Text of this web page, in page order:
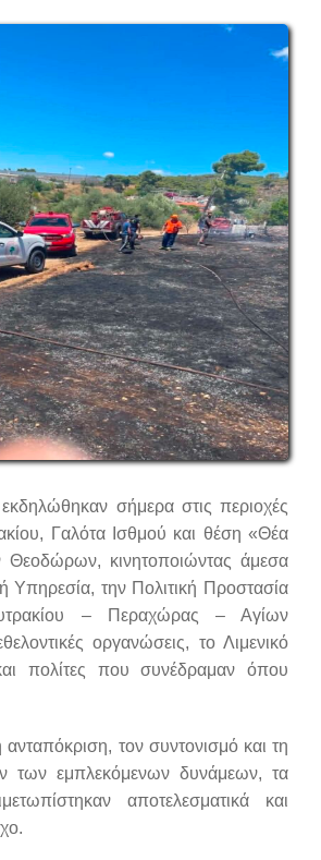
σήμερα στις περιοχές
Γαλότα Ισθμού και θέση «Θέα
Θεοδώρων, κινητοποιώντας άμεσα
Υπηρεσία, την Πολιτική Προστασία
– Περαχώρας – Αγίων
οργανώσεις, το Λιμενικό
πολίτες που συνέδραμαν όπου
τον συντονισμό και τη
των εμπλεκόμενων δυνάμεων, τα
αποτελεσματικά και